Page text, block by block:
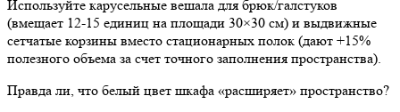
Используйте карусельные вешала для брюк/галстуков
(вмещает 12-15 единиц на площади 30×30 см) и выдвижные
сетчатые корзины вместо стационарных полок (дают +15%
полезного объема за счет точного заполнения пространства).
Правда ли, что белый цвет шкафа «расширяет» пространство?